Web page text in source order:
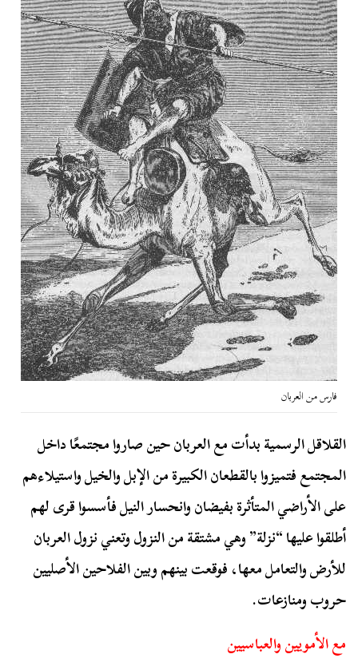
فارس من العربان
القلاقل الرسمية بدأت مع العربان حين صاروا مجتمعًا داخل
المجتمع فتميزوا بالقطعان الكبيرة من الإبل والخيل واستيلاءهم
على الأراضي المتأثرة بفيضان وانحسار النيل فأسسوا قرى لهم
أطلقوا عليها “نزلة” وهي مشتقة من النزول وتعني نزول العربان
للأرض والتعامل معها، فوقعت بينهم وبين الفلاحين الأصليين
حروب ومنازعات.
مع الأمويين والعباسيين